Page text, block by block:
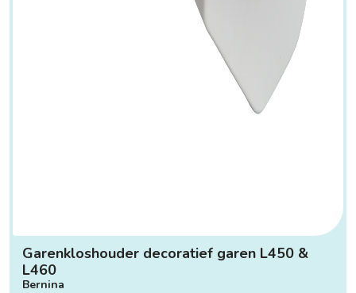
Garenkloshouder decoratief garen L450 &
L460
Bernina